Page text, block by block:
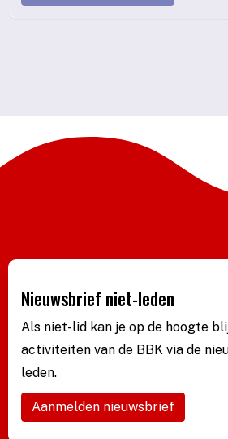
Nieuwsbrief niet-leden
Als niet-lid kan je op de hoogte
activiteiten van de BBK via de
leden.
Aanmelden nieuwsbrief